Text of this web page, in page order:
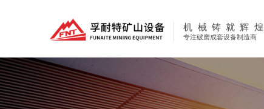
机械铸就辉煌
专注破磨成套设备制造商